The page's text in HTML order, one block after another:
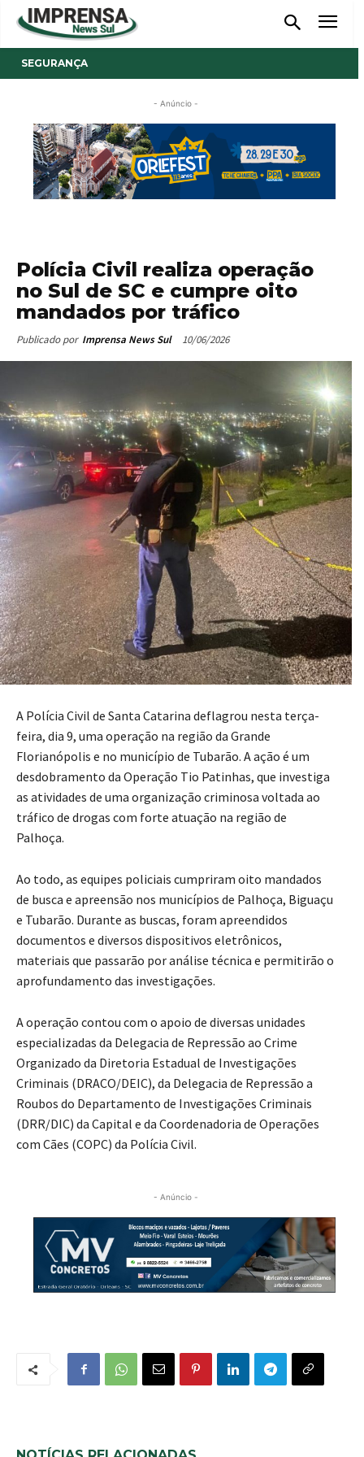
SEGURANÇA
- Anúncio -
Polícia Civil realiza operação
no Sul de SC e cumpre oito
mandados por tráfico
Publicado por Imprensa News Sul 10/06/2026
A Polícia Civil de Santa Catarina deflagrou nesta terça-
feira, dia 9, uma operação na região da Grande
Florianópolis e no município de Tubarão. A ação é um
desdobramento da Operação Tio Patinhas, que investiga
as atividades de uma organização criminosa voltada ao
tráfico de drogas com forte atuação na região de
Palhoça.
Ao todo, as equipes policiais cumpriram oito mandados
de busca e apreensão nos municípios de Palhoça, Biguaçu
e Tubarão. Durante as buscas, foram apreendidos
documentos e diversos dispositivos eletrônicos,
materiais que passarão por análise técnica e permitirão o
aprofundamento das investigações.
A operação contou com o apoio de diversas unidades
especializadas da Delegacia de Repressão ao Crime
Organizado da Diretoria Estadual de Investigações
Criminais (DRACO/DEIC), da Delegacia de Repressão a
Roubos do Departamento de Investigações Criminais
(DRR/DIC) da Capital e da Coordenadoria de Operações
com Cães (COPC) da Polícia Civil.
- Anúncio -